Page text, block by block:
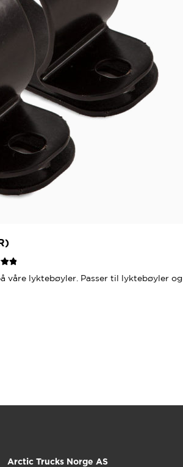
lyktebøyler. Passer til lyktebøyler og
Arctic Trucks Norge AS